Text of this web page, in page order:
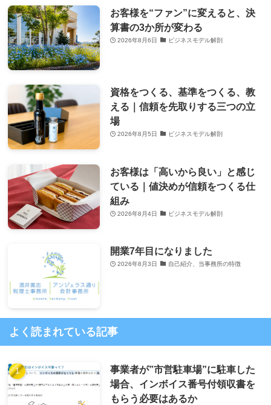
お客様を“ファン”に変えると、決
算書の3か所が変わる
2026年8月6日 ビジネスモデル解剖
資格をつくる、基準をつくる、教
える｜信頼を先取りする三つの立
場
2026年8月5日 ビジネスモデル解剖
お客様は「高いから良い」と感じ
ている｜値決めが信頼をつくる仕
組み
2026年8月4日 ビジネスモデル解剖
開業7年目になりました
2026年8月3日 自己紹介、当事務所の特徴
よく読まれている記事
事業者が”市営駐車場”に駐車した
場合、インボイス番号付領収書を
もらう必要はあるか